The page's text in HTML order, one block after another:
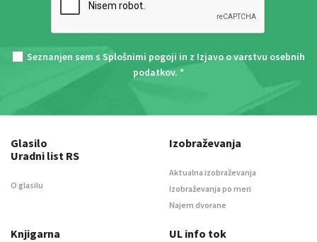
Seznanjen sem s Splošnimi pogoji in z Izjavo o varstvu osebnih
podatkov. *
Glasilo
Uradni list RS
O glasilu
Izobraževanja
Aktualna izobraževanja
Izobraževanja po meri
Najem dvorane
Knjigarna UL info tok